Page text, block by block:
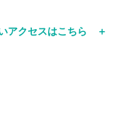
アクセスはこちら ＋